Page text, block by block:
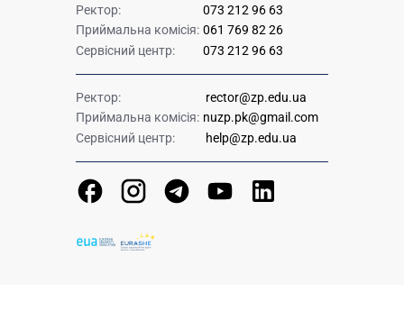
Ректор:
073 212 96 63
Приймальна комісія: 061 769 82 26
Сервісний центр:
073 212 96 63
Ректор:
rector@zp.edu.ua
Приймальна комісія: nuzp.pk@gmail.com
Сервісний центр:
help@zp.edu.ua